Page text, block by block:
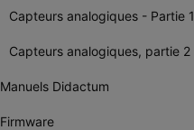
Capteurs analogiques - Partie 1
Capteurs analogiques, partie 2
Manuels Didactum
Firmware